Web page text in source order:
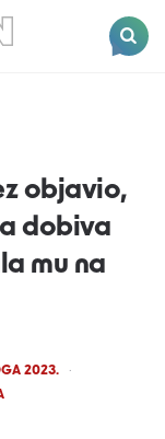
objavio,
dobiva
mu na
2023.